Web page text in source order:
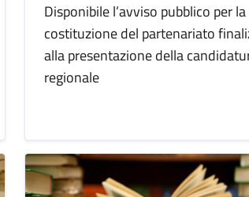
Disponibile l’avviso pubblico per la
costituzione del partenariato
alla presentazione della
regionale